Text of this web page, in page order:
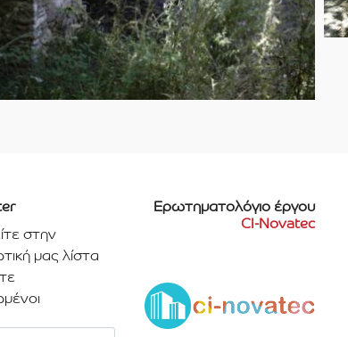
στην
μας λίστα
Ερωτηματολόγιο έργου
CI-Novatec